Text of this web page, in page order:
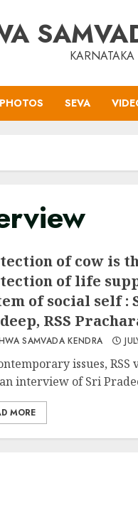
KARNATAKA
PHOTOS SEVA
of cow is
of life
of social self :
RSS
SAMVADA KENDRA
issues, RSS
interview of Sri
MORE